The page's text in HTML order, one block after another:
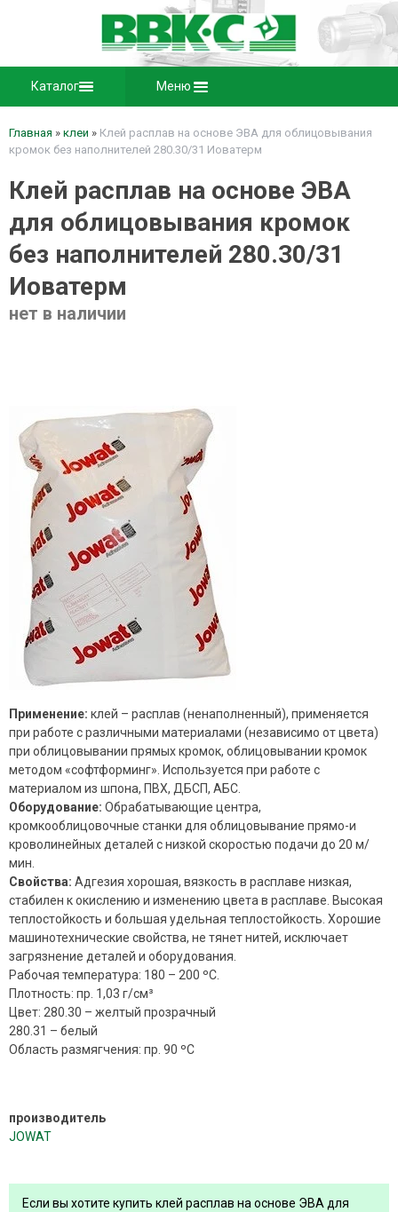
Каталог Меню
Главная » клеи » Клей расплав на основе ЭВА для облицовывания
кромок без наполнителей 280.30/31 Иоватерм
Клей расплав на основе ЭВА
для облицовывания кромок
без наполнителей 280.30/31
Иоватерм
нет в наличии
Применение: клей – расплав (ненаполненный), применяется
при работе с различными материалами (независимо от цвета)
при облицовывании прямых кромок, облицовывании кромок
методом «софтформинг». Используется при работе с
материалом из шпона, ПВХ, ДБСП, АБС.
Оборудование: Обрабатывающие центра,
кромкооблицовочные станки для облицовывание прямо-и
кроволинейных деталей с низкой скоростью подачи до 20 м/
мин.
Свойства: Адгезия хорошая, вязкость в расплаве низкая,
стабилен к окислению и изменению цвета в расплаве. Высокая
теплостойкость и большая удельная теплостойкость. Хорошие
машинотехнические свойства, не тянет нитей, исключает
загрязнение деталей и оборудования.
Рабочая температура: 180 – 200 ºС.
Плотность: пр. 1,03 г/см³
Цвет: 280.30 – желтый прозрачный
280.31 – белый
Область размягчения: пр. 90 ºС
производитель
JOWAT
Если вы хотите купить клей расплав на основе ЭВА для